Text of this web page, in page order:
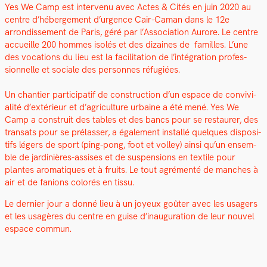
Yes We Camp est inter­venu avec Actes & Cités en juin 2020 au
cen­tre d’héberge­ment d’urgence Cair-Caman dans le 12e
arrondisse­ment de Paris, géré par l’As­so­ci­a­tion Aurore. Le cen­tre
accueille 200 hommes isolés et des dizaines de familles. L’une
des voca­tions du lieu est la facil­i­ta­tion de l’intégration pro­fes­
sion­nelle et sociale des per­son­nes réfugiées.
Un chantier par­tic­i­patif de con­struc­tion d’un espace de con­vivi­
al­ité d’extérieur et d’agriculture urbaine a été mené. Yes We
Camp a con­stru­it des tables et des bancs pour se restau­r­er, des
transats pour se prélass­er, a égale­ment instal­lé quelques dis­posi­
tifs légers de sport (ping-pong, foot et vol­ley) ain­si qu’un ensem­
ble de jar­dinières-assis­es et de sus­pen­sions en tex­tile pour
plantes aro­ma­tiques et à fruits. Le tout agré­men­té de manch­es à
air et de fan­ions col­orés en tis­su.
Le dernier jour a don­né lieu à un joyeux goûter avec les usagers
et les usagères du cen­tre en guise d’inauguration de leur nou­v­el
espace com­mun.